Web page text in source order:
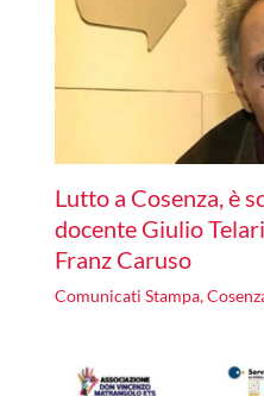
Lutto a Cosenza, è
docente Giulio
Franz Caruso
Comunicati Stampa,